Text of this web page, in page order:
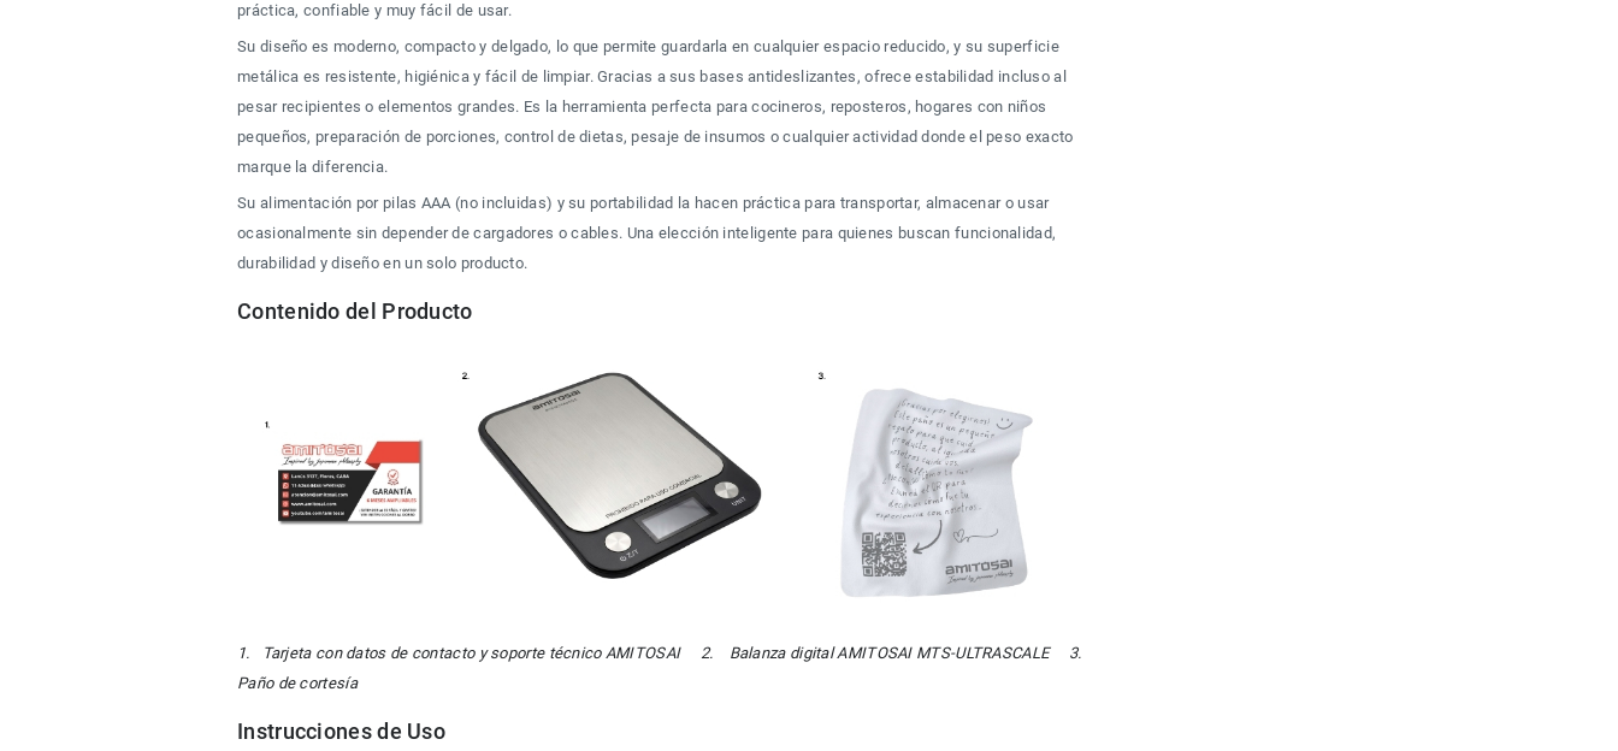
práctica, confiable y muy fácil de usar.
Su diseño es moderno, compacto y delgado, lo que permite guardarla en cualquier espacio reducido, y su superficie
metálica es resistente, higiénica y fácil de limpiar. Gracias a sus bases antideslizantes, ofrece estabilidad incluso al
pesar recipientes o elementos grandes. Es la herramienta perfecta para cocineros, reposteros, hogares con niños
pequeños, preparación de porciones, control de dietas, pesaje de insumos o cualquier actividad donde el peso exacto
marque la diferencia.
Su alimentación por pilas AAA (no incluidas) y su portabilidad la hacen práctica para transportar, almacenar o usar
ocasionalmente sin depender de cargadores o cables. Una elección inteligente para quienes buscan funcionalidad,
durabilidad y diseño en un solo producto.
Contenido del Producto
1.   Tarjeta con datos de contacto y soporte técnico AMITOSAI     2.    Balanza digital AMITOSAI MTS-ULTRASCALE     3.
Paño de cortesía
Instrucciones de Uso